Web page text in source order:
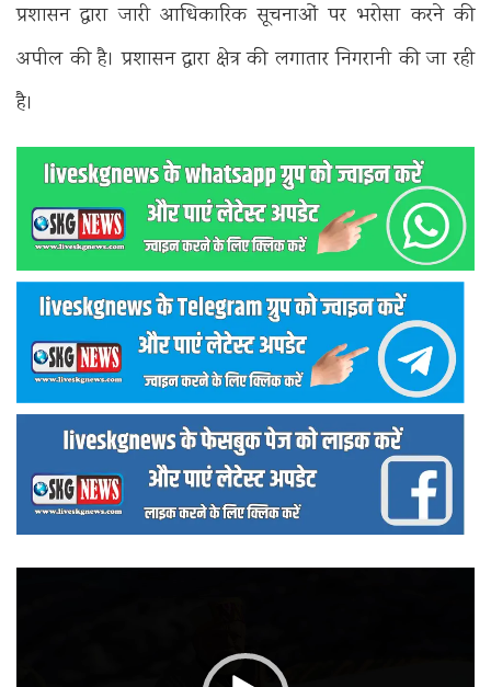
प्रशासन द्वारा जारी आधिकारिक सूचनाओं पर भरोसा करने की
अपील की है। प्रशासन द्वारा क्षेत्र की लगातार निगरानी की जा रही
है।